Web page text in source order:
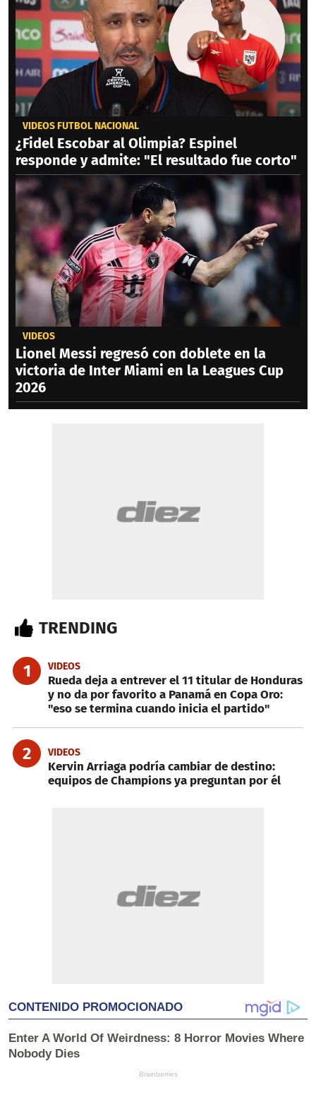
VIDEOS FÚTBOL NACIONAL
¿Fidel Escobar al Olimpia? Espinel
responde y admite: "El resultado fue corto"
VIDEOS
Lionel Messi regresó con doblete en la
victoria de Inter Miami en la Leagues Cup
2026
TRENDING
1 VIDEOS
Rueda deja a entrever el 11 titular de Honduras
y no da por favorito a Panamá en Copa Oro:
"eso se termina cuando inicia el partido"
2 VIDEOS
Kervin Arriaga podría cambiar de destino:
equipos de Champions ya preguntan por él